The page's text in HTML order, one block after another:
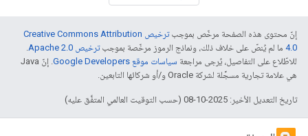
إنّ محتوى هذه الصفحة مرخّص بموجب
ترخيص Creative Commons Attribution
4.0‏ ما لم يُنصّ على خلاف ذلك، ونماذج الرموز مرخّصة بموجبترخيص Apache 2.0‏
.
للاطّلاع على التفاصيل، يُرجى مراجعة سياسات موقع Google Developers‏
. إنّ Java
هي علامة تجارية مسجَّلة لشركة Oracle و/أو شركائها التابعين.
تاريخ التعديل الأخير: 2025-10-08 (حسب التوقيت العالمي المتفَّق عليه)